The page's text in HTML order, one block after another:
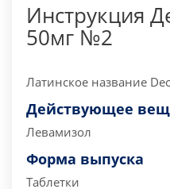
Инструкция
50мг №2
Латинское название
Действующее
Левамизол
Форма выпуска
Таблетки